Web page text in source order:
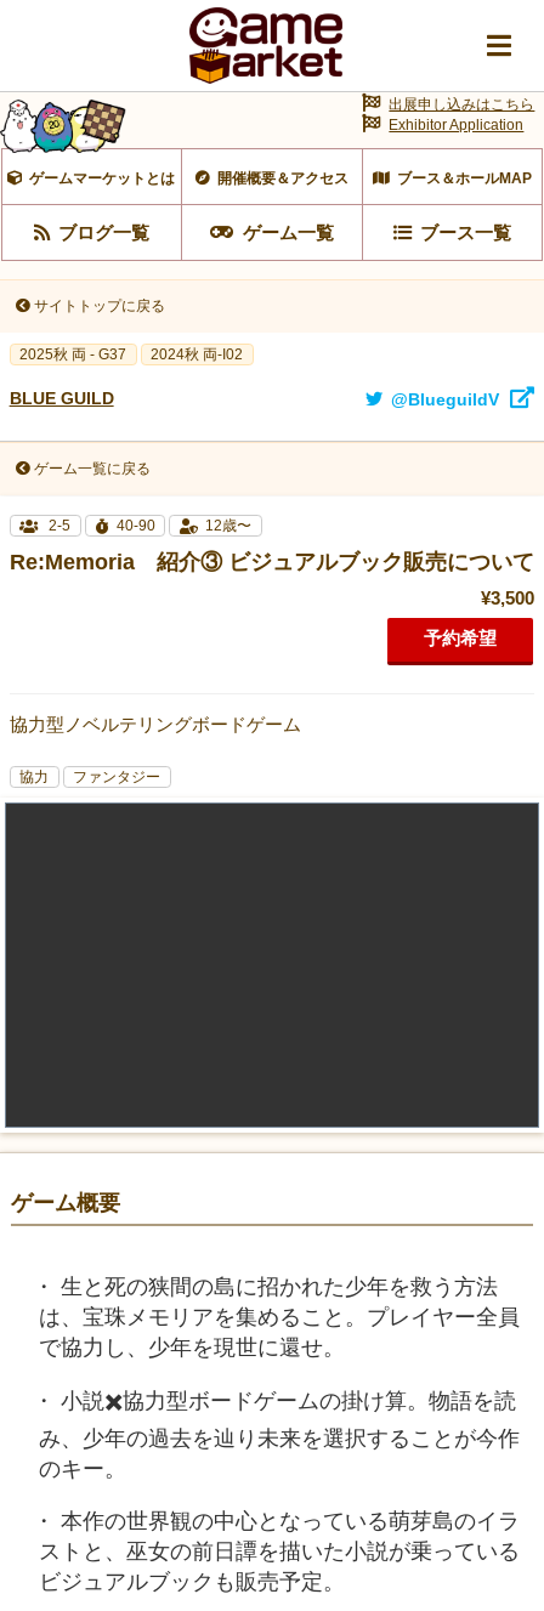
ゲームマーケットとは 開催概要＆アクセス ブース＆ホールMAP
ブログ一覧 ゲーム一覧 ブース一覧
出展申し込みはこちら
Exhibitor Application
サイトトップに戻る
2025秋 両 - G37 2024秋 両-I02
BLUE GUILD @BlueguildV
ゲーム一覧に戻る
2-5 40-90 12歳〜
Re:Memoria 紹介③ ビジュアルブック販売について
¥3,500
予約希望
協力型ノベルテリングボードゲーム
協力 ファンタジー
ゲーム概要
生と死の狭間の島に招かれた少年を救う方法
は、宝珠メモリアを集めること。プレイヤー全員
で協力し、少年を現世に還せ。
小説✖️協力型ボードゲームの掛け算。物語を読
み、少年の過去を辿り未来を選択することが今作
のキー。
本作の世界観の中心となっている萌芽島のイラ
ストと、巫女の前日譚を描いた小説が乗っている
ビジュアルブックも販売予定。